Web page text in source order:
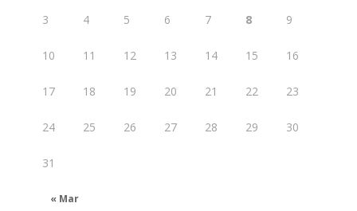
« Mar
3 4 5 6 7 8 9
10 11 12 13 14 15 16
17 18 19 20 21 22 23
24 25 26 27 28 29 30
31